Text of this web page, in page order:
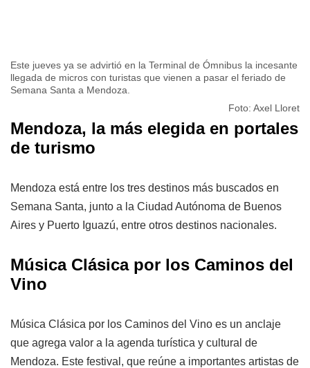
Este jueves ya se advirtió en la Terminal de Ómnibus la incesante
llegada de micros con turistas que vienen a pasar el feriado de
Semana Santa a Mendoza.
Foto: Axel Lloret
Mendoza, la más elegida en portales
de turismo
Mendoza está entre los tres destinos más buscados en
Semana Santa, junto a la Ciudad Autónoma de Buenos
Aires y Puerto Iguazú, entre otros destinos nacionales.
Música Clásica por los Caminos del
Vino
Música Clásica por los Caminos del Vino es un anclaje
que agrega valor a la agenda turística y cultural de
Mendoza. Este festival, que reúne a importantes artistas de